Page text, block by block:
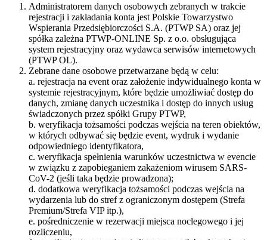
Administratorem danych osobowych zebranych w trakcie
rejestracji i zakładania konta jest Polskie Towarzystwo
Wspierania Przedsiębiorczości S.A. (PTWP SA) oraz jej
spółka zależna PTWP-ONLINE Sp. z o.o. obsługująca
system rejestracyjny oraz wydawca serwisów internetowych
(PTWP OL).
Zebrane dane osobowe przetwarzane będą w celu:
a. rejestracja na event oraz założenie indywidualnego konta w
systemie rejestracyjnym, które będzie umożliwiać dostęp do
danych, zmianę danych uczestnika i dostęp do innych usług
świadczonych przez spółki Grupy PTWP,
b. weryfikacja tożsamości podczas wejścia na teren obiektów,
w których odbywać się będzie event, wydruk i wydanie
odpowiedniego identyfikatora,
c. weryfikacja spełnienia warunków uczestnictwa w evencie
w związku z zapobieganiem zakażeniom wirusem SARS-
CoV-2 (jeśli taka będzie prowadzona);
d. dodatkowa weryfikacja tożsamości podczas wejścia na
wydarzenia lub do stref z ograniczonym dostępem (Strefa
Premium/Strefa VIP itp.),
e. pośredniczenie w rezerwacji miejsca noclegowego i jej
rozliczeniu,